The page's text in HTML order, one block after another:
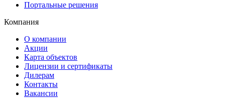
Портальные решения
Компания
О компании
Акции
Карта объектов
Лицензии и сертификаты
Дилерам
Контакты
Вакансии